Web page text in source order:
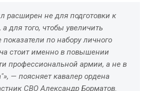
расширен не для подготовки к
для того, чтобы увеличить
по набору личного
стоит именно в повышении
профессиональной армии, а не в
— поясняет кавалер ордена
СВО Александр Борматов.